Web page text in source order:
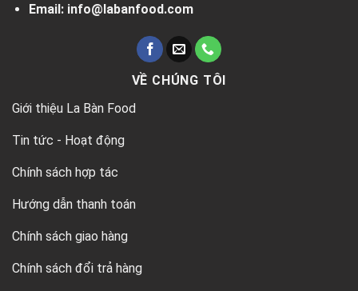
Email: info@labanfood.com
VỀ CHÚNG TÔI
Giới thiệu La Bàn Food
Tin tức - Hoạt động
Chính sách hợp tác
Hướng dẫn thanh toán
Chính sách giao hàng
Chính sách đổi trả hàng